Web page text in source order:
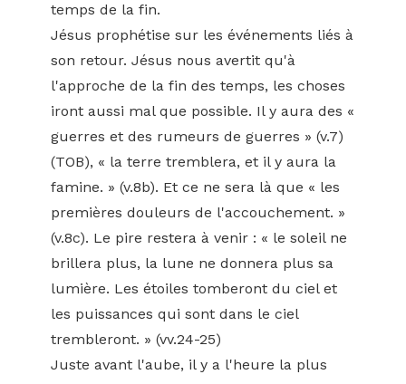
temps de la fin.
Jésus prophétise sur les événements liés à
son retour. Jésus nous avertit qu'à
l'approche de la fin des temps, les choses
iront aussi mal que possible. Il y aura des «
guerres et des rumeurs de guerres » (v.7)
(TOB), « la terre tremblera, et il y aura la
famine. » (v.8b). Et ce ne sera là que « les
premières douleurs de l'accouchement. »
(v.8c). Le pire restera à venir : « le soleil ne
brillera plus, la lune ne donnera plus sa
lumière. Les étoiles tomberont du ciel et
les puissances qui sont dans le ciel
trembleront. » (vv.24-25)
Juste avant l'aube, il y a l'heure la plus